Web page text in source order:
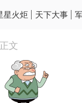
星火炬 天下大事
正文